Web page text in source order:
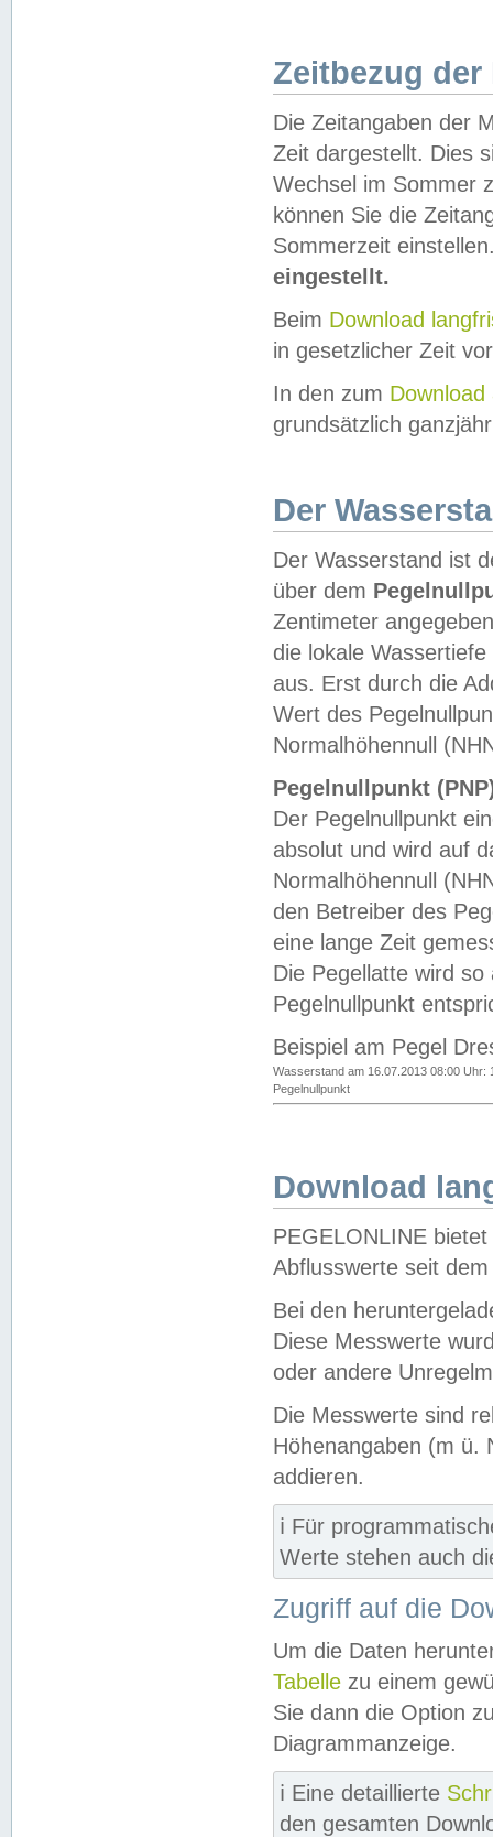
Zeitbezug der
Die Zeitangaben der
Zeit dargestellt. Dies
Wechsel im Sommer
können Sie die
Sommerzeit
eingestellt.
Beim Download
in gesetzlicher Zeit
In den zum Download
grundsätzlich
Der
Der Wasserstand ist
über dem
Zentimeter
die lokale
aus. Erst durch die
Wert des
Normalhöhennull
Pegelnullpunkt
Der Pegelnullpunkt
absolut und wird auf
Normalhöhennull
den Betreiber des
eine lange Zeit
Die Pegellatte wird
Pegelnullpunkt
Beispiel am Pegel
Wasserstand am 16.07.2013 08:00 Uhr:
Pegelnullpunkt
Download
PEGELONLINE
Abflusswerte seit
Bei den
Diese Messwerte
oder andere
Die Messwerte sind
Höhenangaben (m ü.
addieren.
ℹ️ Für
Werte stehen auch
Zugriff auf die
Um die Daten
Tabelle zu einem
Sie dann die Option
Diagrammanzeige.
ℹ️ Eine detaillierte
den gesamten